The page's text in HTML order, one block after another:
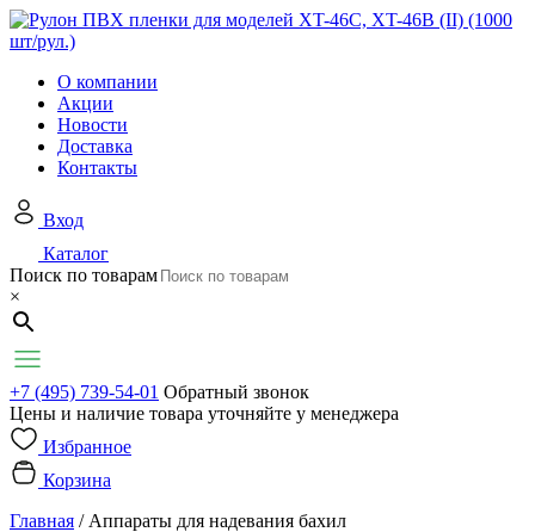
О компании
Акции
Новости
Доставка
Контакты
Вход
Каталог
Поиск по товарам
×
+7 (495) 739-54-01 Обратный звонок
Цены и наличие товара уточняйте у менеджера
Избранное
Корзина
Главная / Аппараты для надевания бахил